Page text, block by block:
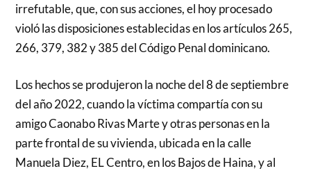
irrefutable, que, con sus acciones, el hoy procesado
violó las disposiciones establecidas en los artículos 265,
266, 379, 382 y 385 del Código Penal dominicano.
Los hechos se produjeron la noche del 8 de septiembre
del año 2022, cuando la víctima compartía con su
amigo Caonabo Rivas Marte y otras personas en la
parte frontal de su vivienda, ubicada en la calle
Manuela Diez, EL Centro, en los Bajos de Haina, y al